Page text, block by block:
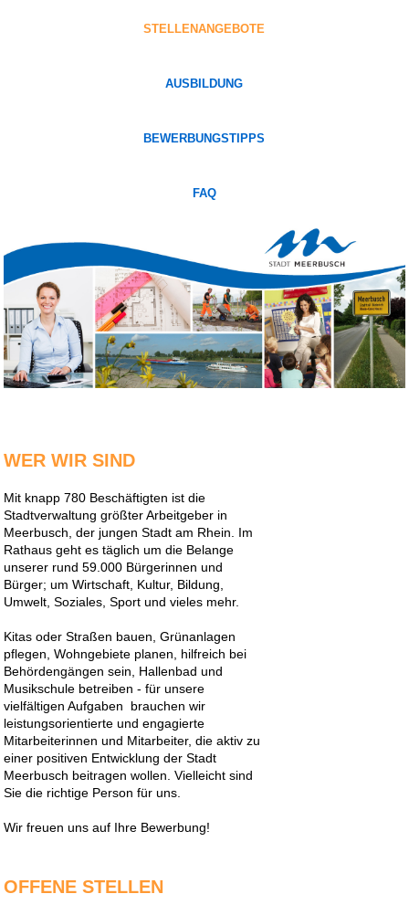
STELLENANGEBOTE
AUSBILDUNG
BEWERBUNGSTIPPS
FAQ
WER WIR SIND
Mit knapp 780 Beschäftigten ist die
Stadtverwaltung größter Arbeitgeber in
Meerbusch, der jungen Stadt am Rhein. Im
Rathaus geht es täglich um die Belange
unserer rund 59.000 Bürgerinnen und
Bürger; um Wirtschaft, Kultur, Bildung,
Umwelt, Soziales, Sport und vieles mehr.
Kitas oder Straßen bauen, Grünanlagen
pflegen, Wohngebiete planen, hilfreich bei
Behördengängen sein, Hallenbad und
Musikschule betreiben - für unsere
vielfältigen Aufgaben brauchen wir
leistungsorientierte und engagierte
Mitarbeiterinnen und Mitarbeiter, die aktiv zu
einer positiven Entwicklung der Stadt
Meerbusch beitragen wollen. Vielleicht sind
Sie die richtige Person für uns.
Wir freuen uns auf Ihre Bewerbung!
OFFENE STELLEN